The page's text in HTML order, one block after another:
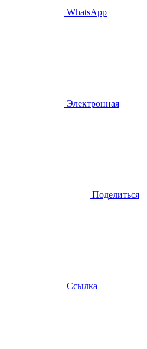
WhatsApp
Электронная
Поделиться
Ссылка